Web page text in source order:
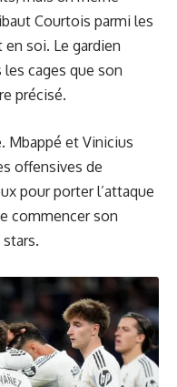
Courtois parmi les
soi. Le gardien
cages que son
précisé.
Mbappé et Vinicius
offensives de
pour porter l’attaque
commencer son